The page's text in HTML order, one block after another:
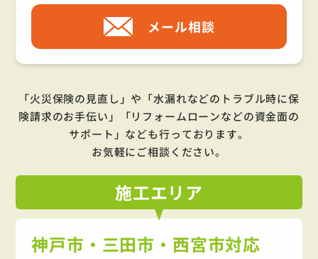
メール相談
「火災保険の見直し」や「水漏れなどのトラブル時に保
険請求のお手伝い」「リフォームローンなどの資金面の
サポート」 なども行っております。
お気軽にご相談ください。
施工エリア
神戸市・三田市・西宮市対応